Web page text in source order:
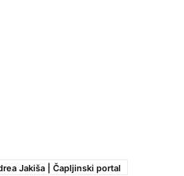
Jakiša | Čapljinski portal